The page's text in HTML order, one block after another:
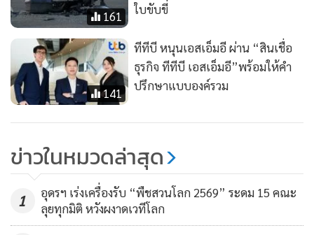
161
ใบขับขี่
141
ทีทีบี หนุนเอสเอ็มอี ผ่าน “สินเชื่อ
ธุรกิจ ทีทีบี เอสเอ็มอี”พร้อมให้คำ
ปรึกษาแบบองค์รวม
ข่าวในหมวดล่าสุด
1
อุดรฯ เร่งเครื่องรับ “พืชสวนโลก 2569” ระดม 15 คณะ
ลุยทุกมิติ หวังผงาดเวทีโลก